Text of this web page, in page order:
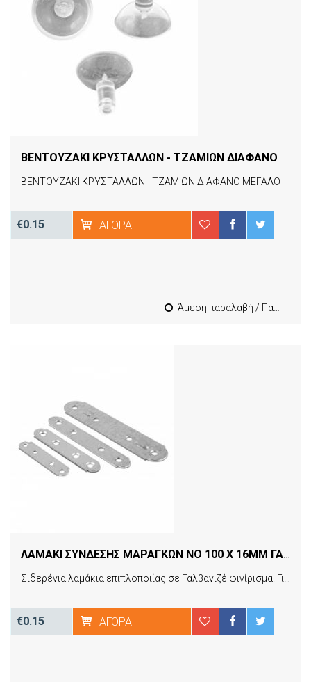
ΒΕΝΤΟΥΖΑΚΙ ΚΡΥΣΤΑΛΛΩΝ - ΤΖΑΜΙΩΝ ΔΙΑΦΑΝΟ ΜΕΓΑΛΟ
€0.15 ΑΓΟΡΆ
Άμεση παραλαβή / Παράδοση 1-3 εργασιμες
€0.15 ΑΓΟΡΆ